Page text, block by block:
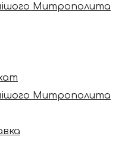
Митрополита
Митрополита